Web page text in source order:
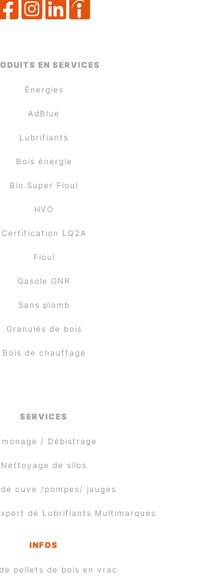
EN SERVICES
Énergies
AdBlue
Lubrifiants
Bois énergie
Bio Super Fioul
HVO
Certification LQ2A
Fioul
Gasole GNR
Sans plomb
Granulés de bois
Bois de chauffage
SERVICES
/ Débistrage
Nettoyage de silos
cuve /pompes/ jauges
de Lubrifiants Multimarques
INFOS
pellets de bois en vrac